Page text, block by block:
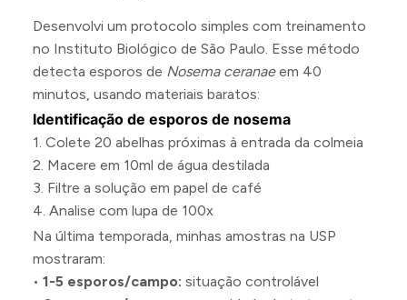
Desenvolvi um protocolo simples com treinamento
no Instituto Biológico de São Paulo. Esse método
detecta esporos de Nosema ceranaeem 40
minutos, usando materiais baratos:
Identificação de esporos de nosema
1. Colete 20 abelhas próximas à entrada da colmeia
2. Macere em 10ml de água destilada
3. Filtre a solução em papel de café
4. Analise com lupa de 100x
Na última temporada, minhas amostras na USP
mostraram:
• 1-5 esporos/campo: situação controlável